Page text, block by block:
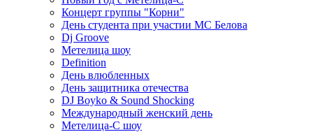
Концерт группы "Корни"
День студента при участии МС Белова
Dj Groove
Метелица шоу
Definition
День влюбленных
День защитника отечества
DJ Boyko & Sound Shocking
Международный женский день
Метелица-С шоу